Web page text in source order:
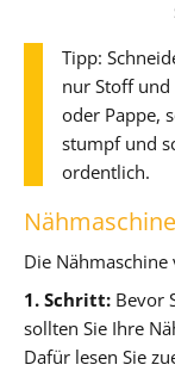
Tipp:
nur Stoff
oder Pappe,
stumpf und
ordentlich.
Die
1. Schritt: Bevor
sollten Sie Ihre
Dafür lesen Sie